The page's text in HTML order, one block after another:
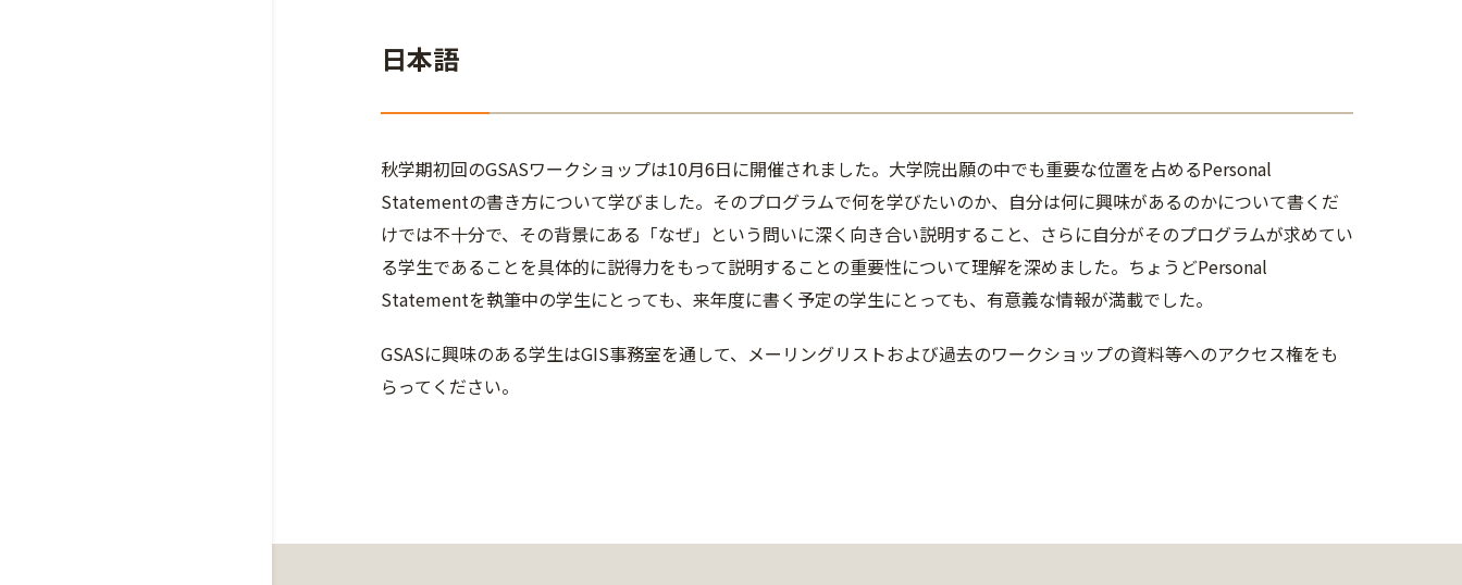
日本語
秋学期初回のGSASワークショップは10月6日に開催されました。大学院出願の中でも重要な位置を占めるPersonal
Statementの書き方について学びました。そのプログラムで何を学びたいのか、自分は何に興味があるのかについて書くだ
けでは不十分で、その背景にある「なぜ」という問いに深く向き合い説明すること、さらに自分がそのプログラムが求めてい
る学生であることを具体的に説得力をもって説明することの重要性について理解を深めました。ちょうどPersonal
Statementを執筆中の学生にとっても、来年度に書く予定の学生にとっても、有意義な情報が満載でした。
GSASに興味のある学生はGIS事務室を通して、メーリングリストおよび過去のワークショップの資料等へのアクセス権をも
らってください。